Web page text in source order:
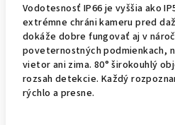
Vodotesnosť IP66 je vyššia ako
extrémne chráni kameru pred
dokáže dobre fungovať aj v
poveternostných podmienkach,
vietor ani zima. 80° širokouhlý
rozsah detekcie. Každý
rýchlo a presne.